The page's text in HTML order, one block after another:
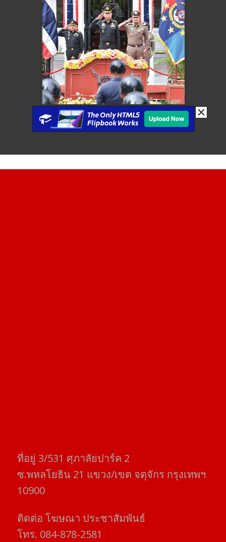
ที่อยู่​ 3/531​ ศุภาลัยปาร์ค​ 2
ซ.พหลโยธิน​ 21​ แขวง/เขต​ จตุจักร​ กรุงเทพฯ
10900
ติดต่อ​ โฆษณา​ ประชาสัมพันธ์
โทร​. 084-878-2581